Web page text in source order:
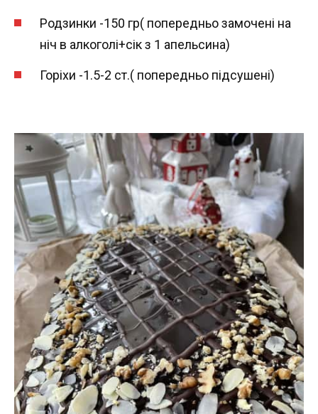
Родзинки -150 гр( попередньо замочені на
ніч в алкоголі+сік з 1 апельсина)
Горіхи -1.5-2 ст.( попередньо підсушені)